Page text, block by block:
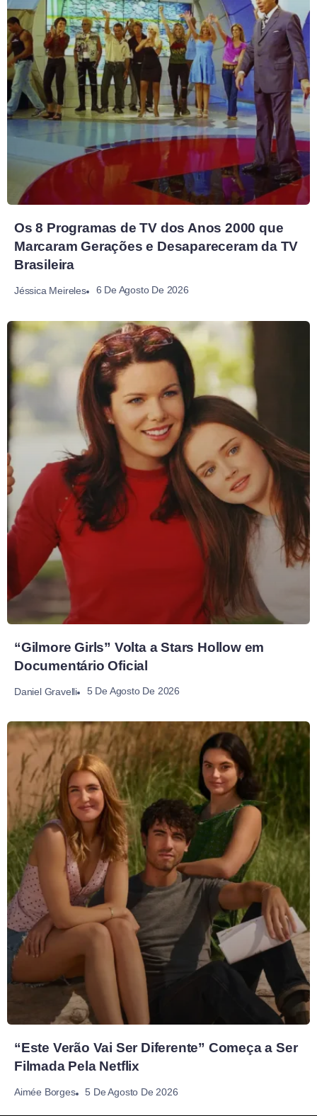
Os 8 Programas de TV dos Anos 2000 que
Marcaram Gerações e Desapareceram da TV
Brasileira
Jéssica Meireles 6 De Agosto De 2026
“Gilmore Girls” Volta a Stars Hollow em
Documentário Oficial
Daniel Gravelli 5 De Agosto De 2026
“Este Verão Vai Ser Diferente” Começa a Ser
Filmada Pela Netflix
Aimée Borges 5 De Agosto De 2026